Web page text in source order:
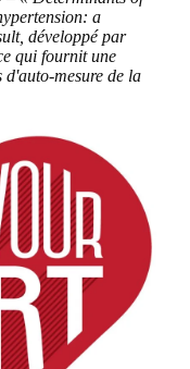
a
développé par
qui fournit une
mesure de la